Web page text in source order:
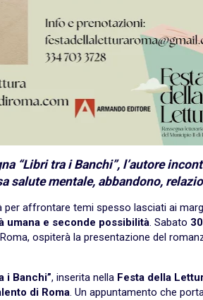
“Libri tra i Banchi”, l’autore
salute mentale, abbandono,
affrontare temi spesso lasciati ai
umana e seconde possibilità. Sabato
ospiterà la presentazione del
i Banchi”, inserita nella Festa della
di Roma. Un appuntamento che